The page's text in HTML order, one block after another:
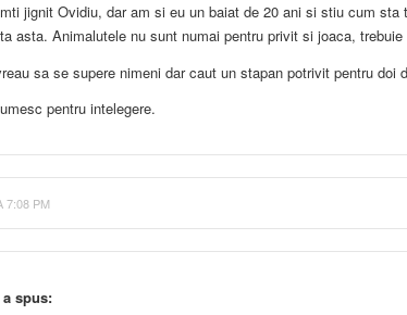
jignit Ovidiu, dar am si eu un baiat de 20 ani si stiu cum sta
asta. Animalutele nu sunt numai pentru privit si joaca, trebuie
sa se supere nimeni dar caut un stapan potrivit pentru doi
pentru intelegere.
7:08 PM
spus: